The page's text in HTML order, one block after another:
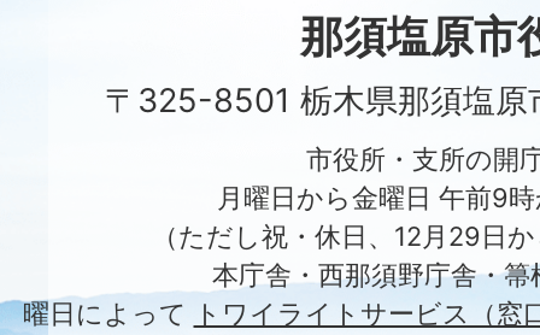
City
那須塩原市
〒325-8501 栃木県那須塩原
市役所・支所の開
月曜日から金曜日 午前9
（ただし祝・休日、12月29日
本庁舎・西那須野庁舎・
曜日によって
トワイライトサービス（窓